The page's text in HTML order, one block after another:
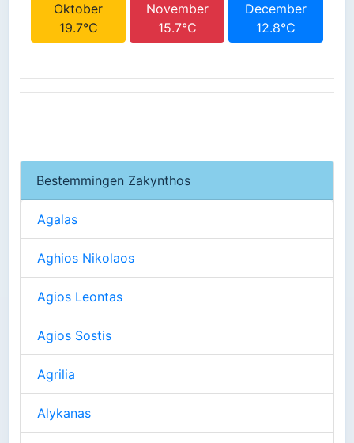
Oktober
19.7°C
November
15.7°C
December
12.8°C
Bestemmingen Zakynthos
Agalas
Aghios Nikolaos
Agios Leontas
Agios Sostis
Agrilia
Alykanas